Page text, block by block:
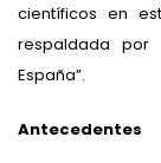
científicos en
respaldada por
España”.
Antecedentes